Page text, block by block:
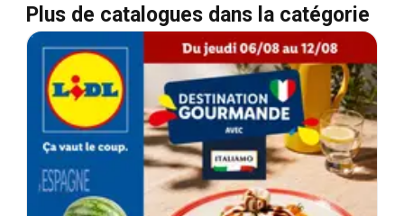
Plus de catalogues dans la catégorie